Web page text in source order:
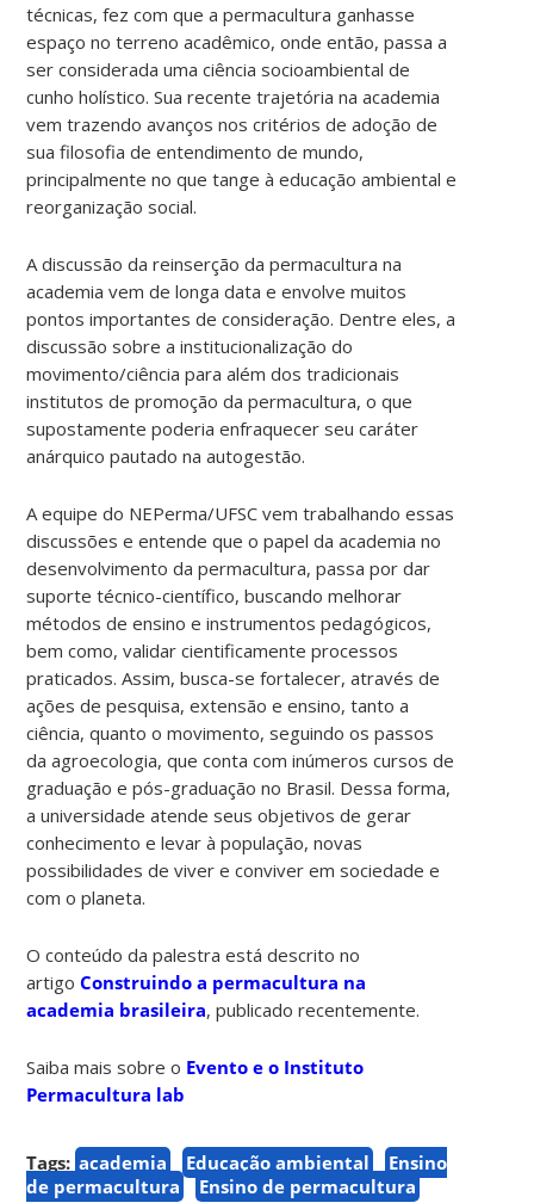
técnicas, fez com que a permacultura ganhasse
espaço no terreno acadêmico, onde então, passa a
ser considerada uma ciência socioambiental de
cunho holístico. Sua recente trajetória na academia
vem trazendo avanços nos critérios de adoção de
sua filosofia de entendimento de mundo,
principalmente no que tange à educação ambiental e
reorganização social.
A discussão da reinserção da permacultura na
academia vem de longa data e envolve muitos
pontos importantes de consideração. Dentre eles, a
discussão sobre a institucionalização do
movimento/ciência para além dos tradicionais
institutos de promoção da permacultura, o que
supostamente poderia enfraquecer seu caráter
anárquico pautado na autogestão.
A equipe do NEPerma/UFSC vem trabalhando essas
discussões e entende que o papel da academia no
desenvolvimento da permacultura, passa por dar
suporte técnico-científico, buscando melhorar
métodos de ensino e instrumentos pedagógicos,
bem como, validar cientificamente processos
praticados. Assim, busca-se fortalecer, através de
ações de pesquisa, extensão e ensino, tanto a
ciência, quanto o movimento, seguindo os passos
da agroecologia, que conta com inúmeros cursos de
graduação e pós-graduação no Brasil. Dessa forma,
a universidade atende seus objetivos de gerar
conhecimento e levar à população, novas
possibilidades de viver e conviver em sociedade e
com o planeta.
O conteúdo da palestra está descrito no
artigoConstruindo a permacultura na
academia brasileira, publicado recentemente.
Saiba mais sobre o Evento e o Instituto
Permacultura lab
Tags: academia Educação ambiental
Ensino
de permacultura
Ensino de permacultura